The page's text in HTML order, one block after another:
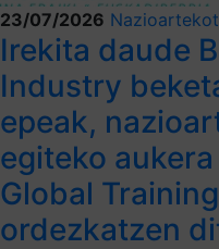
23/07/2026
Irekita daude
Industry
epeak,
egiteko
Global
ordezkatzen